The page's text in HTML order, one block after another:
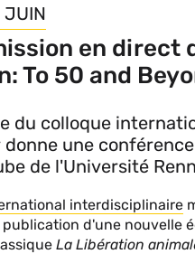
JUIN
en direct
To 50 and
du colloque
donne une
de l'Université
interdisciplinaire
publication d'une nouvelle
La Libération